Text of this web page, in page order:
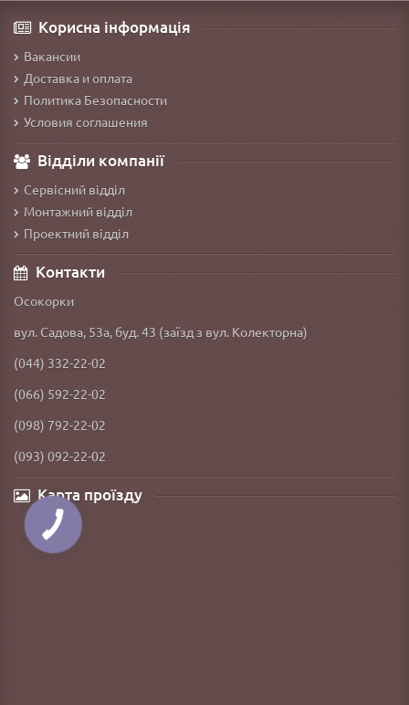
Корисна інформація
Вакансии
Доставка и оплата
Политика Безопасности
Условия соглашения
Відділи компанії
Сервісний відділ
Монтажний відділ
Проектний відділ
Контакти
Осокорки
вул. Садова, 53а, буд. 43 (заїзд з вул. Колекторна)
(044) 332-22-02
(066) 592-22-02
(098) 792-22-02
(093) 092-22-02
Карта проїзду